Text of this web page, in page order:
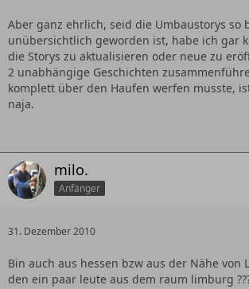
Aber ganz ehrlich, seid die Umbaustorys so
unübersichtlich geworden ist, habe ich gar
die Storys zu aktualisieren oder neue zu
2 unabhängige Geschichten
komplett über den Haufen werfen musste,
naja.
milo.
Anfänger
31. Dezember 2010
Bin auch aus hessen bzw aus der Nähe von
den ein paar leute aus dem raum limburg